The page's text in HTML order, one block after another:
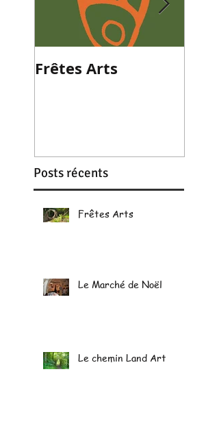
Frêtes Arts
Posts récents
Frêtes Arts
Le Marché de Noël
Le chemin Land Art